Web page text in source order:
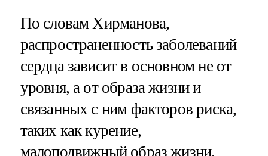
По словам Хирманова,
распространенность заболеваний
сердца зависит в основном не от
уровня, а от образа жизни и
связанных с ним факторов риска,
таких как курение,
малоподвижный образ жизни,